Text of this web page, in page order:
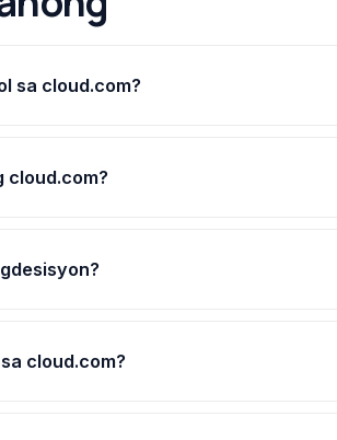
sa cloud.com?
cloud.com?
cloud.com?